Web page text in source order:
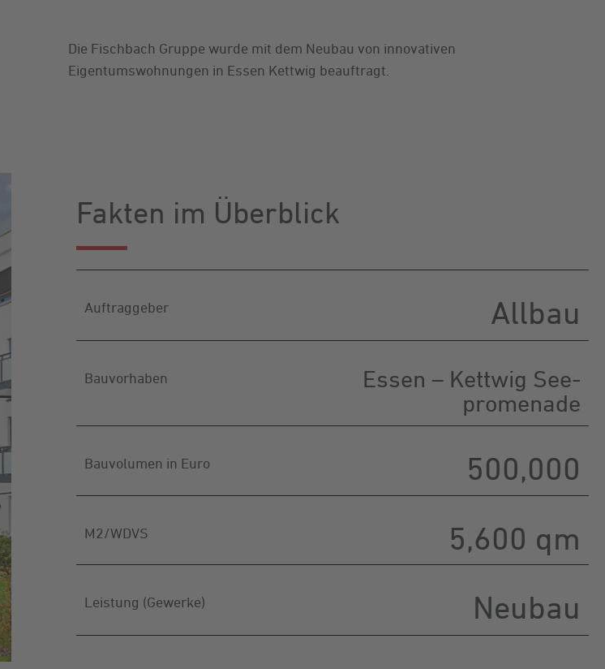
Die Fischbach Gruppe wurde mit dem Neubau von innovativen
Eigentumswohnungen in Essen Kettwig beauftragt.
Fakten im Überblick
Auftraggeber Allbau
Bauvorhaben
Essen – Kettwig See­
promenade
Bauvolumen in Euro 500,000
M2/WDVS 5,600 qm
Leistung (Gewerke) Neubau